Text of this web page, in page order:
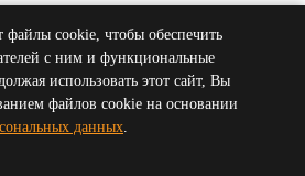
файлы cookie, чтобы обеспечить
с ним и функциональные
использовать этот сайт, Вы
файлов cookie на основании
данных.